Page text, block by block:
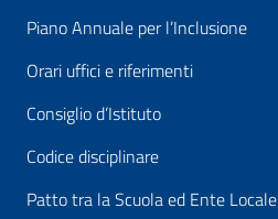
Piano Annuale per l’Inclusione
Orari uffici e riferimenti
Consiglio d’Istituto
Codice disciplinare
Patto tra la Scuola ed Ente Locale